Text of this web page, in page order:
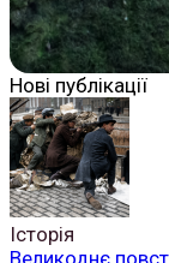
Нові публікації
Історія
Великоднє